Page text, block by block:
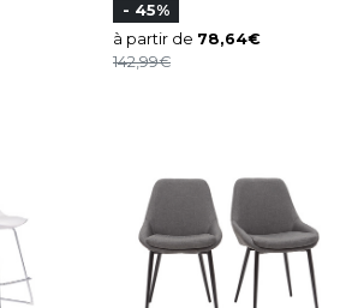
- 45%
à partir de 78,64
142,99